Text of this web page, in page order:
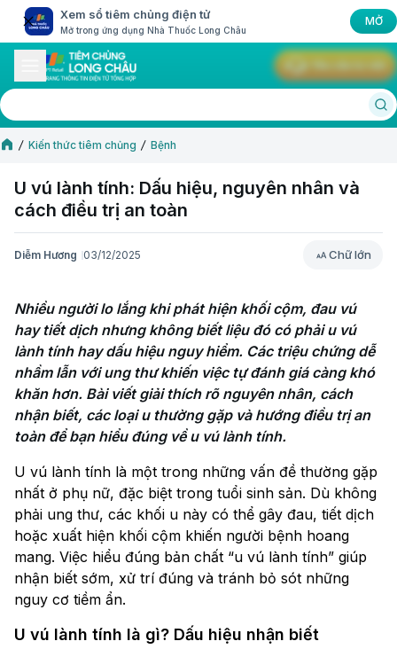
Xem sổ tiêm chủng điện tử
Mở trong ứng dụng Nhà Thuốc Long Châu
MỞ
Kiến thức tiêm chủng Bệnh
U vú lành tính: Dấu hiệu, nguyên nhân và
cách điều trị an toàn
Diễm Hương 03/12/2025 Chữ lớn
Chữ lớn
Nhiều người lo lắng khi phát hiện khối cộm, đau vú
hay tiết dịch nhưng không biết liệu đó có phải u vú
lành tính hay dấu hiệu nguy hiểm. Các triệu chứng dễ
nhầm lẫn với ung thư khiến việc tự đánh giá càng khó
khăn hơn. Bài viết giải thích rõ nguyên nhân, cách
nhận biết, các loại u thường gặp và hướng điều trị an
U vú lành tính là một trong những vấn đề thường gặp
nhất ở phụ nữ, đặc biệt trong tuổi sinh sản. Dù không
phải ung thư, các khối u này có thể gây đau, tiết dịch
hoặc xuất hiện khối cộm khiến người bệnh hoang
mang. Việc hiểu đúng bản chất “u vú lành tính” giúp
nhận biết sớm, xử trí đúng và tránh bỏ sót những
nguy cơ tiềm ẩn.
U vú lành tính là gì? Dấu hiệu nhận biết